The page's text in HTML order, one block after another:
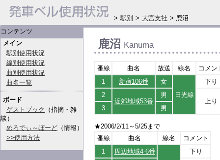
コンテンツ
メイン
駅別使用状況
線別使用状況
曲別使用状況
曲名一覧
ボード
ゲストブック
（指摘・雑
談）
めろでぃ～ぼーど （情報）
>>使用方法
鹿沼 Kanuma
番線 曲名 放送 線名
コメン
1
新宿106番
女
日光線
下り
2
近郊地域53番
男
上り
3
男
★2006/2/11～5/25まで
番線
曲名 線名
コメント
1
周辺地域4-6番
下り
> 駅別 > 大宮支社 > 鹿沼